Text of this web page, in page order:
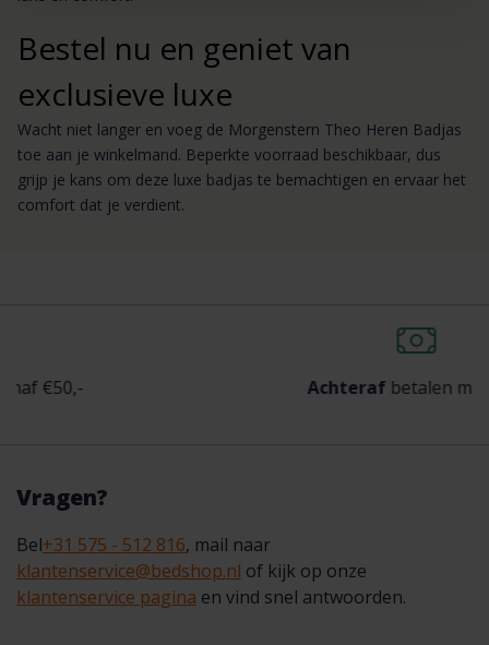
Bestel nu en geniet van
exclusieve luxe
Wacht niet langer en voeg de Morgenstern Theo Heren Badjas
toe aan je winkelmand. Beperkte voorraad beschikbaar, dus
grijp je kans om deze luxe badjas te bemachtigen en ervaar het
comfort dat je verdient.
Achterafbetalen mogelijk
Vragen?
Bel+31 575 - 512 816, mail naar
klantenservice@bedshop.nl of kijk op onze
klantenservice pagina en vind snel antwoorden.